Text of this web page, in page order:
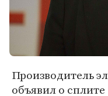
Производитель
объявил о